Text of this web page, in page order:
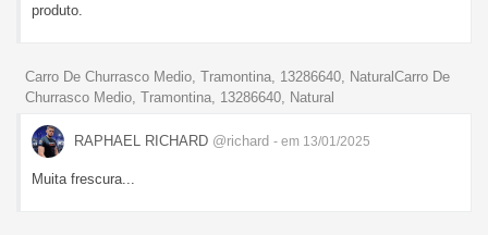
produto.
Carro De Churrasco Medio, Tramontina, 13286640, NaturalCarro De
Churrasco Medio, Tramontina, 13286640, Natural
RAPHAEL RICHARD @richard - em 13/01/2025
Muita frescura...